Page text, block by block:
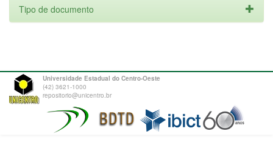
Tipo de documento
Universidade Estadual do Centro-Oeste
(42) 3621-1000
repositorio@unicentro.br